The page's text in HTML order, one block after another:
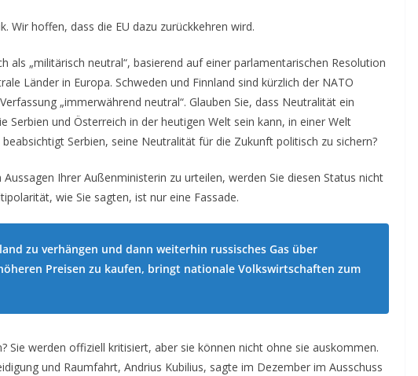
Wir hoffen, dass die EU dazu zurückkehren wird.
als „militärisch neutral“, basierend auf einer parlamentarischen Resolution
Länder in Europa. Schweden und Finnland sind kürzlich der NATO
„immerwährend neutral“. Glauben Sie, dass Neutralität ein
Serbien und Österreich in der heutigen Welt sein kann, in einer Welt
Serbien, seine Neutralität für die Zukunft politisch zu sichern?
Ihrer Außenministerin zu urteilen, werden Sie diesen Status nicht
wie Sie sagten, ist nur eine Fassade.
zu verhängen und dann weiterhin russisches Gas über
Preisen zu kaufen, bringt nationale Volkswirtschaften zum
Sie werden offiziell kritisiert, aber sie können nicht ohne sie auskommen.
und Raumfahrt, Andrius Kubilius, sagte im Dezember im Ausschuss